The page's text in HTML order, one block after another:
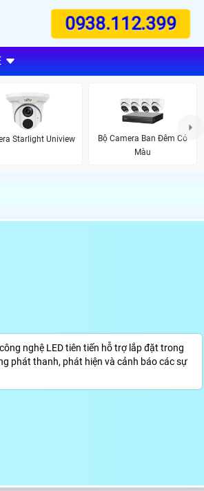
0938.112.399
Starlight Uniview
Bộ Camera Ban Đêm Có
Màu
nghệ LED tiên tiến hỗ trợ lắp đặt trong
phát thanh, phát hiện và cảnh báo các sự